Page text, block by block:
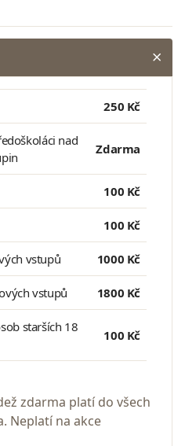
250 Kč
nad
Zdarma
100 Kč
100 Kč
vstupů 1000 Kč
vstupů 1800 Kč
starších 18
100 Kč
zdarma platí do všech
Neplatí na akce